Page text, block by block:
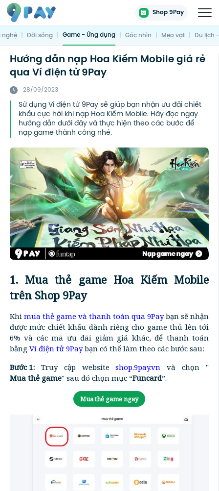
Shop 9Pay
nghệ | Đời sống | Game - Ứng dụng | Góc nhìn | Mẹo vặt | Du lịch
Hướng dẫn nạp Hoa Kiếm Mobile giá rẻ
qua Ví điện tử 9Pay
28/09/2023
Sử dụng Ví điện tử 9Pay sẽ giúp bạn nhận ưu đãi chiết
khấu cực hời khi nạp Hoa Kiếm Mobile. Hãy đọc ngay
hướng dẫn dưới đây và thực hiện theo các bước để
nạp game thành công nhé.
1. Mua thẻ game Hoa Kiếm Mobile
trên Shop 9Pay
Khi mua thẻ game và thanh toán qua 9Paybạn sẽ nhận
được mức chiết khấu dành riêng cho game thủ lên tới
6% và các mã ưu đãi giảm giá khác, để thanh toán
bằng Ví điện tử 9Paybạn có thể làm theo các bước sau:
Bước 1: Truy cập websiteshop.9pay.vn và chọn "
Mua thẻ game" sau đó chọn mục “Funcard”.
Mua thẻ game ngay